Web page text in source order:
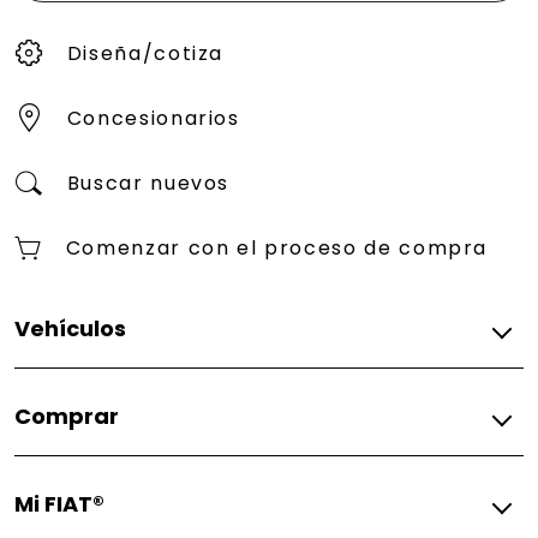
Diseña/cotiza
Concesionarios
Buscar nuevos
Comenzar con el proceso de compra
Vehículos
FIAT® 500e Giorgio Armani Collector's Edition 2025
FIAT® (500e)ᴿᴱᴰ 2025
Todos los vehículos
Comprar
Concesionario
Mi FIAT®